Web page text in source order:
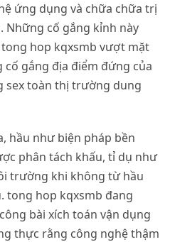
ứng dụng và chữa chữa trị
Những cố gắng kỉnh này
hop kqxsmb vượt mặt
gắng địa điểm đứng của
sex toàn thị trường dung
hầu như biện pháp bền
phân tách khấu, tỉ dụ như
trường khi không từ hầu
tong hop kqxsmb đang
bài xích toán vận dụng
thực rằng công nghệ thậm